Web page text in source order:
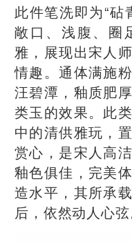
此件笔洗即为“砧
敞口、浅腹、圈
雅，展现出宋人
情趣。通体满施
汪碧潭，釉质肥
类玉的效果。此
中的清供雅玩，
赏心，是宋人高
釉色俱佳，完美
造水平，其所承
后，依然动人心弦